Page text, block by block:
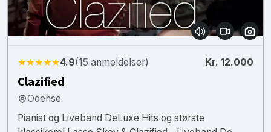
★★★★★4.9(15 anmeldelser) Kr. 12.000
Clazified
Odense
Pianist og Liveband DeLuxe Hits og største